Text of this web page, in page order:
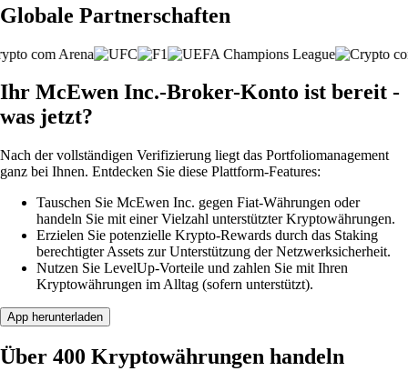
Globale Partnerschaften
Ihr McEwen Inc.-Broker-Konto ist bereit -
was jetzt?
Nach der vollständigen Verifizierung liegt das Portfoliomanagement
ganz bei Ihnen. Entdecken Sie diese Plattform-Features:
Tauschen Sie McEwen Inc. gegen Fiat-Währungen oder
handeln Sie mit einer Vielzahl unterstützter Kryptowährungen.
Erzielen Sie potenzielle Krypto-Rewards durch das Staking
berechtigter Assets zur Unterstützung der Netzwerksicherheit.
Nutzen Sie LevelUp-Vorteile und zahlen Sie mit Ihren
Kryptowährungen im Alltag (sofern unterstützt).
App herunterladen
Über 400 Kryptowährungen handeln